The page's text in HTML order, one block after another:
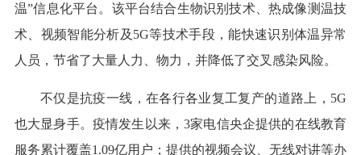
温”信息化平台。该平台结合生物识别技术、热成像测温技
术、视频智能分析及5G等技术手段，能快速识别体温异常
人员，节省了大量人力、物力，并降低了交叉感染风险。
不仅是抗疫一线，在各行各业复工复产的道路上，5G
也大显身手。疫情发生以来，3家电信央企提供的在线教育
服务累计覆盖1.09亿用户；提供的视频会议、无线对讲等办